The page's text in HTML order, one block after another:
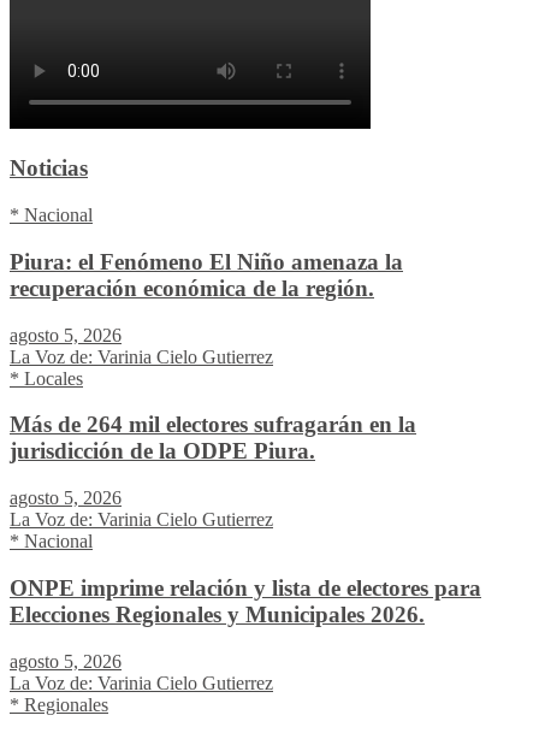
Noticias
* Nacional
Piura: el Fenómeno El Niño amenaza la
recuperación económica de la región.
agosto 5, 2026
La Voz de: Varinia Cielo Gutierrez
* Locales
Más de 264 mil electores sufragarán en la
jurisdicción de la ODPE Piura.
agosto 5, 2026
La Voz de: Varinia Cielo Gutierrez
* Nacional
ONPE imprime relación y lista de electores para
Elecciones Regionales y Municipales 2026.
agosto 5, 2026
La Voz de: Varinia Cielo Gutierrez
* Regionales